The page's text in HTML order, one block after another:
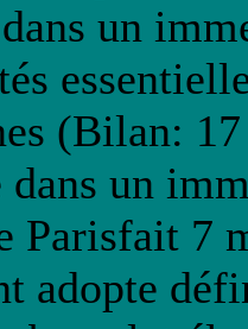
un
(Bilan:
un
Parisfait 7
adopte